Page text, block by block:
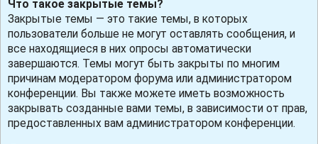
Что такое закрытые темы?
Закрытые темы — это такие темы, в которых
пользователи больше не могут оставлять сообщения, и
все находящиеся в них опросы автоматически
завершаются. Темы могут быть закрыты по многим
причинам модератором форума или администратором
конференции. Вы также можете иметь возможность
закрывать созданные вами темы, в зависимости от прав,
предоставленных вам администратором конференции.